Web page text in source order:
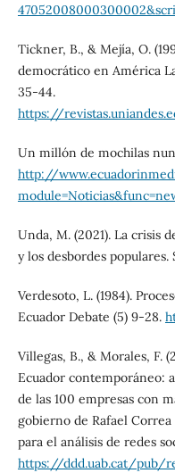
Tickner, B., & Mejía, O.
democrático en América
35-44.
https://
Un millón de mochilas
http://
Unda, M. (2021). La crisis
y los desbordes populares.
Verdesoto, L. (1984).
Ecuador Debate (5) 9-28.
Villegas, B., & Morales, F.
Ecuador contemporáneo:
de las 100 empresas con
gobierno de Rafael Correa
para el análisis de redes
https://ddd.uab.cat/pub/